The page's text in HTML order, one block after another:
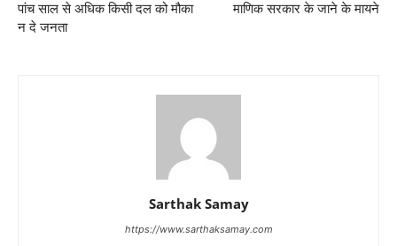
पांच साल से अधिक किसी दल को मौका
न दे जनता
माणिक सरकार के जाने के मायने
Sarthak Samay
https://www.sarthaksamay.com